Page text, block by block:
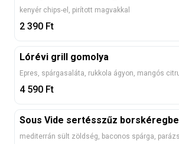
kenyér chips-el, pirított magvakkal
2 390 Ft
Lórévi grill gomolya
4 590 Ft
Sous Vide sertésszűz borskéregbe